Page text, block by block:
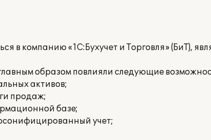
в компанию «1С:Бухучет и Торговля» (БиТ),
образом повлияли следующие
активов;
продаж;
базе;
учет;